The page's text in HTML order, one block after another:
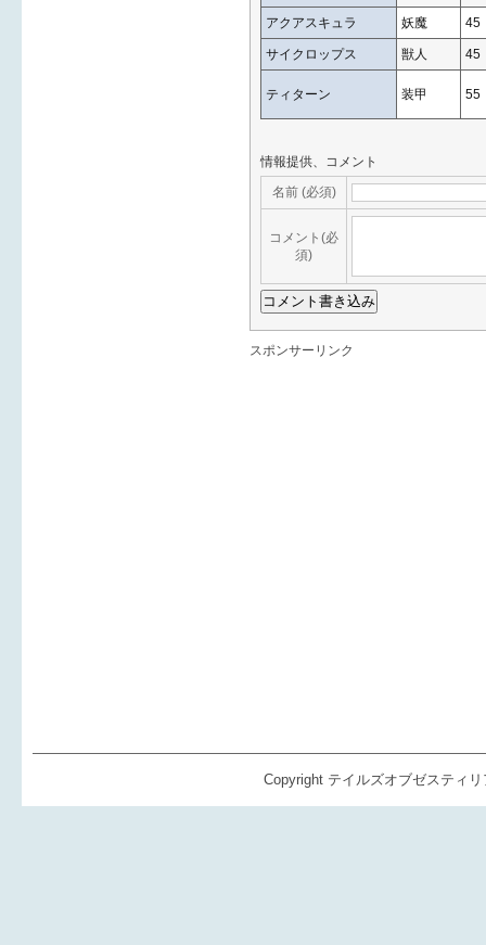
アクアスキュラ 妖魔 45
サイクロップス 獣人 45
ティターン 装甲 55
情報提供、コメント
名前 (必須)
コメント(必
須)
スポンサーリンク
Copyright テイルズオブゼスティ